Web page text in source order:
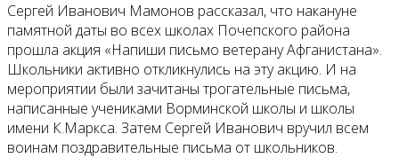
Сергей Иванович Мамонов рассказал, что накануне
памятной даты во всех школах Почепского района
прошла акция «Напиши письмо ветерану Афганистана».
Школьники активно откликнулись на эту акцию. И на
мероприятии были зачитаны трогательные письма,
написанные учениками Ворминской школы и школы
имени К.Маркса. Затем Сергей Иванович вручил всем
воинам поздравительные письма от школьников.